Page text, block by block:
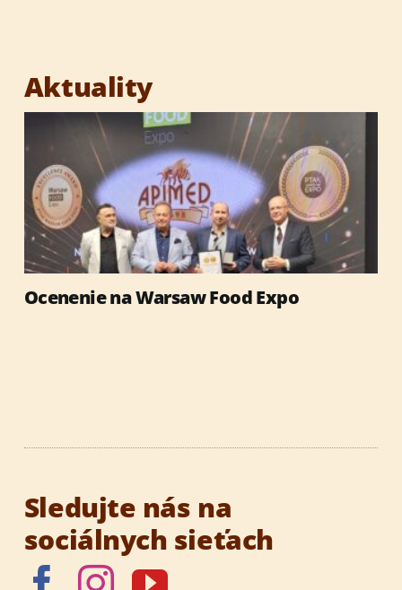
Aktuality
Ocenenie na Warsaw Food Expo
Sledujte nás na
sociálnych sieťach